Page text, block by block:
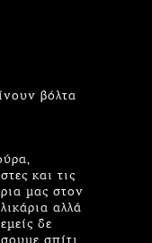
βόλτα
και τις
μας στον
αλλά
δε
σπίτι